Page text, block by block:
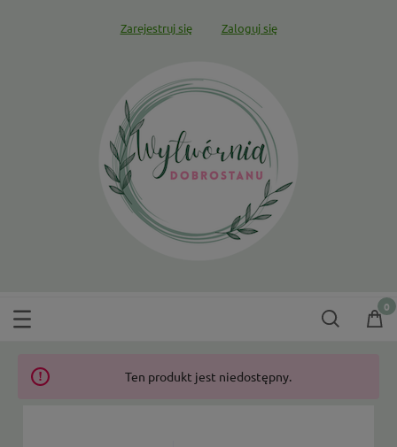
Zarejestruj się Zaloguj się
Ten produkt jest niedostępny.